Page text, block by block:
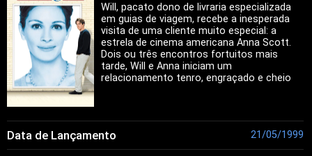
Will, pacato dono de livraria especializada
em guias de viagem, recebe a inesperada
visita de uma cliente muito especial: a
estrela de cinema americana Anna Scott.
Dois ou três encontros fortuitos mais
tarde, Will e Anna iniciam um
relacionamento tenro, engraçado e cheio
Data de Lançamento 21/05/1999